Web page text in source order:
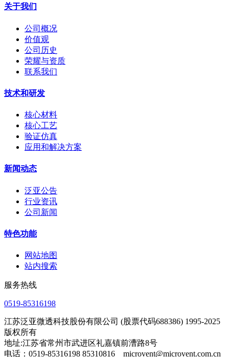
关于我们
公司概况
价值观
公司历史
荣耀与资质
联系我们
技术和研发
核心材料
核心工艺
验证仿真
应用和解决方案
新闻动态
泛亚公告
行业资讯
公司新闻
特色功能
网站地图
站内搜索
服务热线
0519-85316198
江苏泛亚微透科技股份有限公司 (股票代码688386) 1995-2025
版权所有
地址:江苏省常州市武进区礼嘉镇前漕路8号
电话：0519-85316198 85310816 microvent@microvent.com.cn